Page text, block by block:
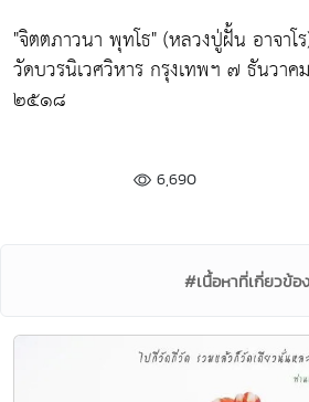
"จิตตภาวนา พุทโธ" (หลวงปู่ฝั้น อาจาโ
วัดบวรนิเวศวิหาร กรุงเทพฯ ๗ ธันวาคม
๒๕๑๘
6,690
#เนื้อหาที่เกี่ยวข้อง